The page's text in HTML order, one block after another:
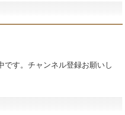
です。チャンネル登録お願いし